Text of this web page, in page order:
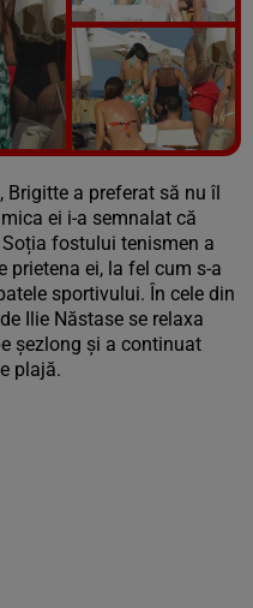
Vezi galeria foto
40 poze
Brigitte a preferat să nu îl
ei i-a semnalat că
fostului tenismen a
prietena ei, la fel cum s-a
sportivului. În cele din
Ilie Năstase se relaxa
șezlong și a continuat
plajă.